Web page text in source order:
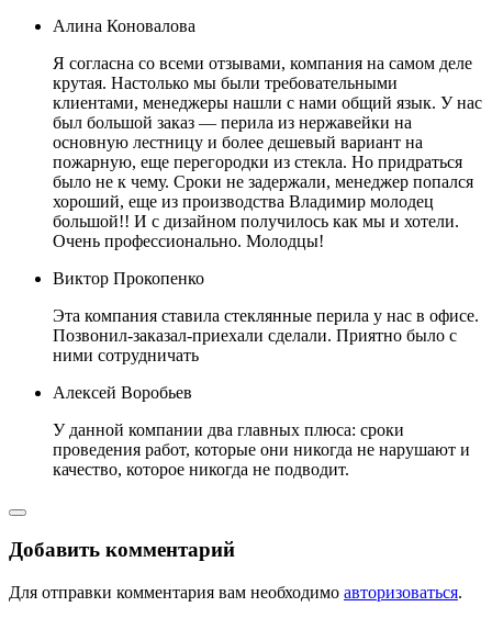
Алина Коновалова
Я согласна со всеми отзывами, компания на самом деле
крутая. Настолько мы были требовательными
клиентами, менеджеры нашли с нами общий язык. У нас
был большой заказ — перила из нержавейки на
основную лестницу и более дешевый вариант на
пожарную, еще перегородки из стекла. Но придраться
было не к чему. Сроки не задержали, менеджер попался
хороший, еще из производства Владимир молодец
большой!! И с дизайном получилось как мы и хотели.
Очень профессионально. Молодцы!
Виктор Прокопенко
Эта компания ставила стеклянные перила у нас в офисе.
Позвонил-заказал-приехали сделали. Приятно было с
ними сотрудничать
Алексей Воробьев
У данной компании два главных плюса: сроки
проведения работ, которые они никогда не нарушают и
качество, которое никогда не подводит.
Добавить комментарий
Для отправки комментария вам необходимо авторизоваться.